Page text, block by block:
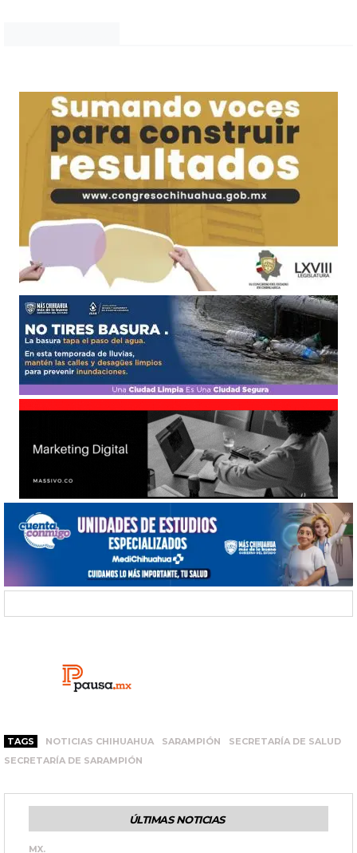
TAGS NOTICIAS CHIHUAHUA SARAMPIÓN
SECRETARÍA DE SALUD
SECRETARÍA DE SARAMPIÓN
ÚLTIMAS NOTICIAS
MX.